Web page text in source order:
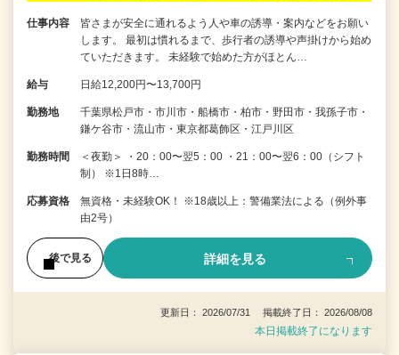
仕事内容
皆さまが安全に通れるよう人や車の誘導・案内などをお願い
します。 最初は慣れるまで、歩行者の誘導や声掛けから始め
ていただきます。 未経験で始めた方がほとん…
給与 日給12,200円〜13,700円
勤務地
千葉県松戸市・市川市・船橋市・柏市・野田市・我孫子市・
鎌ケ谷市・流山市・東京都葛飾区・江戸川区
勤務時間
＜夜勤＞ ・20：00〜翌5：00 ・21：00〜翌6：00（シフト
制） ※1日8時…
応募資格
無資格・未経験OK！ ※18歳以上：警備業法による（例外事
由2号）
後で見る 詳細を見る
更新日： 2026/07/31 掲載終了日： 2026/08/08
本日掲載終了になります